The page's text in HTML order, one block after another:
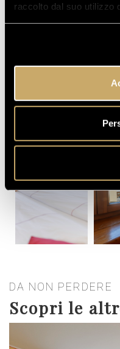
raccolto dal suo utilizzo
DA NON PERDERE
Scopri le